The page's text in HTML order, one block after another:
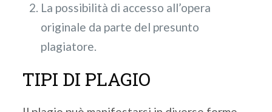
La possibilità di accesso all’opera
originale da parte del presunto
plagiatore.
TIPI DI PLAGIO